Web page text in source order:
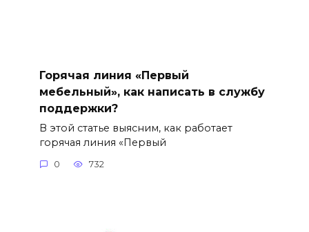
Горячая линия «Первый
мебельный», как написать в службу
поддержки?
В этой статье выясним, как работает
горячая линия «Первый
0 732